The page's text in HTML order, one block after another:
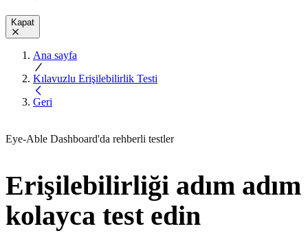
Kapat
Ana sayfa
Kılavuzlu Erişilebilirlik Testi
Geri
Eye-Able Dashboard'da rehberli testler
Erişilebilirliği adım adım
kolayca test edin